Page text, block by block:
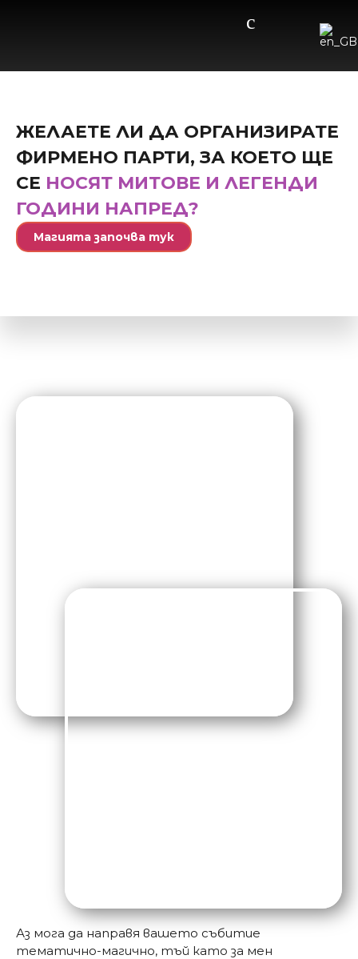
ЖЕЛАЕТЕ ЛИ ДА ОРГАНИЗИРАТЕ
ФИРМЕНО ПАРТИ, ЗА КОЕТО ЩЕ
СЕ НОСЯТ МИТОВЕ И ЛЕГЕНДИ
ГОДИНИ НАПРЕД?
Магията започва тук
Аз мога да направя вашето събитие
тематично-магично, тъй като за мен